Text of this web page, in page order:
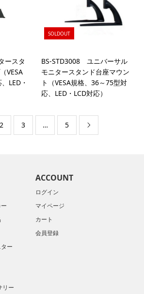
ースタ
VESA
LED・
SOLDOUT
BS-STD3008 ユニバーサル
モニタースタンド台座マウン
ト（VESA規格、36～75型対
応、LED・LCD対応）
2 3 … 5 
ー
リー
ACCOUNT
ログイン
マイページ
カート
会員登録